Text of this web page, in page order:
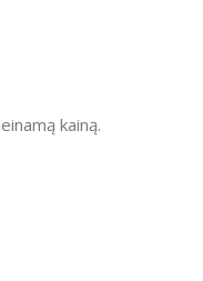
kainą.